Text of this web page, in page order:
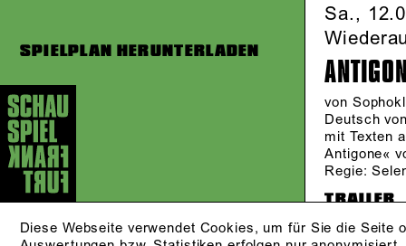
Diese Webseite verwendet Cookies, um für Sie die
SPIELPLAN HERUNTERLADEN
Sa.,
von
Deutsch
mit Texten
Antigone«
Regie:
TRAILER